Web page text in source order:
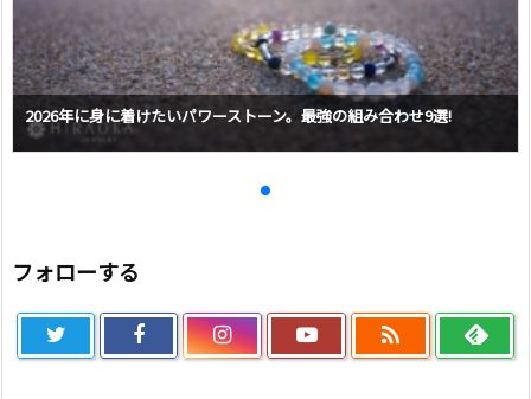
2026年に身に着けたいパワーストーン。最強の組み合わせ9選!
フォローする
